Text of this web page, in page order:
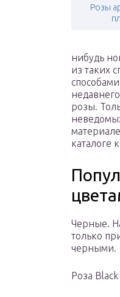
Розы
нибудь
из таких
розы.
каталоге
Черные.
только
черными.
Роза